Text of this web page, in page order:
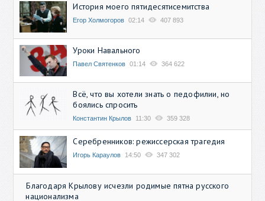
История моего пятидесятисемитства
Егор Холмогоров 02:14 407 893
Уроки Навального
Павел Святенков 01:14 364 622
Всё, что вы хотели знать о педофилии, но
боялись спросить
Константин Крылов 11:30 359 328
Серебренников: режиссерская трагедия
Игорь Караулов 14:50 347 302
Благодаря Крылову исчезли родимые пятна русского
национализма